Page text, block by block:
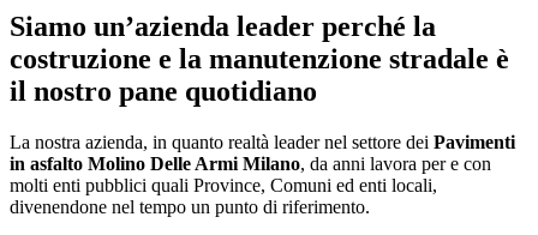
Siamo un’azienda leader perché la
costruzione e la manutenzione stradale è
il nostro pane quotidiano
La nostra azienda, in quanto realtà leader nel settore dei Pavimenti
in asfalto Molino Delle Armi Milano, da anni lavora per e con
molti enti pubblici quali Province, Comuni ed enti locali,
divenendone nel tempo un punto di riferimento.